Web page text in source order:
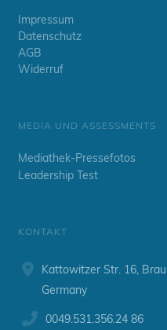
Impressum
Datenschutz
AGB
Widerruf
MEDIA UND ASSESSMENTS
Mediathek-Pressefotos
Leadership Test
KONTAKT
Kattowitzer Str. 16,
Germany
0049.531.356.24 86